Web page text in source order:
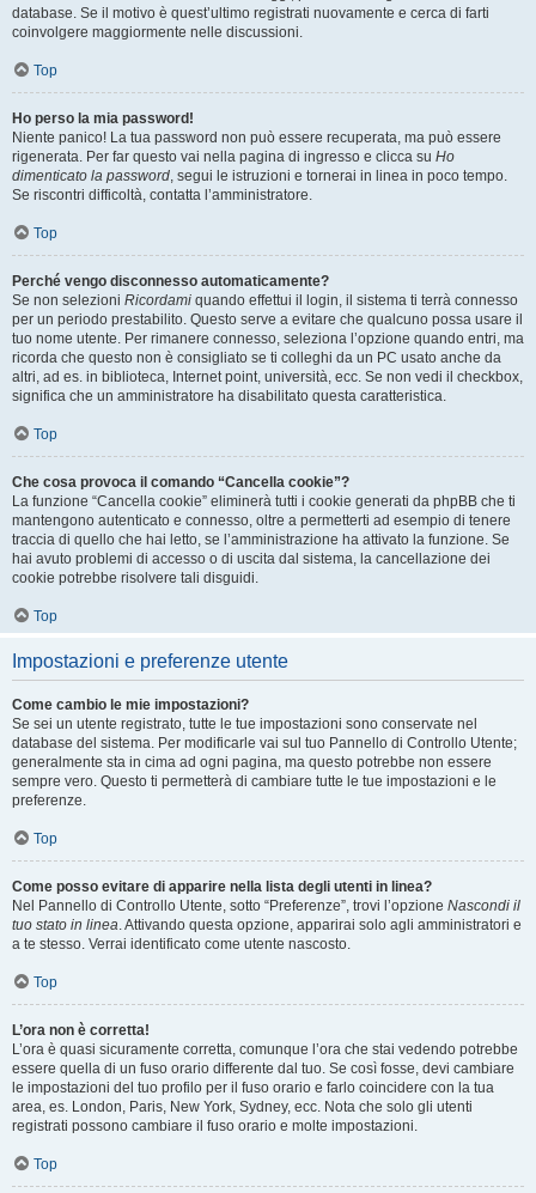
database. Se il motivo è quest’ultimo registrati nuovamente e cerca di farti
coinvolgere maggiormente nelle discussioni.
Top
Ho perso la mia password!
Niente panico! La tua password non può essere recuperata, ma può essere
rigenerata. Per far questo vai nella pagina di ingresso e clicca su Ho
dimenticato la password, segui le istruzioni e tornerai in linea in poco tempo.
Se riscontri difficoltà, contatta l’amministratore.
Top
Perché vengo disconnesso automaticamente?
Se non selezioni Ricordami quando effettui il login, il sistema ti terrà connesso
per un periodo prestabilito. Questo serve a evitare che qualcuno possa usare il
tuo nome utente. Per rimanere connesso, seleziona l’opzione quando entri, ma
ricorda che questo non è consigliato se ti colleghi da un PC usato anche da
altri, ad es. in biblioteca, Internet point, università, ecc. Se non vedi il checkbox,
significa che un amministratore ha disabilitato questa caratteristica.
Top
Che cosa provoca il comando “Cancella cookie”?
La funzione “Cancella cookie” eliminerà tutti i cookie generati da phpBB che ti
mantengono autenticato e connesso, oltre a permetterti ad esempio di tenere
traccia di quello che hai letto, se l’amministrazione ha attivato la funzione. Se
hai avuto problemi di accesso o di uscita dal sistema, la cancellazione dei
cookie potrebbe risolvere tali disguidi.
Top
Impostazioni e preferenze utente
Come cambio le mie impostazioni?
Se sei un utente registrato, tutte le tue impostazioni sono conservate nel
database del sistema. Per modificarle vai sul tuo Pannello di Controllo Utente;
generalmente sta in cima ad ogni pagina, ma questo potrebbe non essere
sempre vero. Questo ti permetterà di cambiare tutte le tue impostazioni e le
preferenze.
Top
Come posso evitare di apparire nella lista degli utenti in linea?
Nel Pannello di Controllo Utente, sotto “Preferenze”, trovi l’opzione Nascondi il
tuo stato in linea. Attivando questa opzione, apparirai solo agli amministratori e
a te stesso. Verrai identificato come utente nascosto.
Top
L’ora non è corretta!
L’ora è quasi sicuramente corretta, comunque l’ora che stai vedendo potrebbe
essere quella di un fuso orario differente dal tuo. Se così fosse, devi cambiare
le impostazioni del tuo profilo per il fuso orario e farlo coincidere con la tua
area, es. London, Paris, New York, Sydney, ecc. Nota che solo gli utenti
registrati possono cambiare il fuso orario e molte impostazioni.
Top